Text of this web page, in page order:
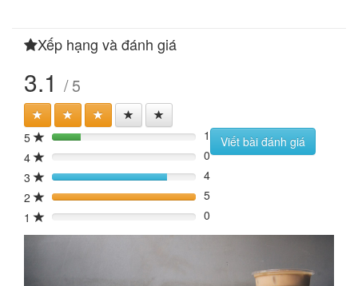
Xếp hạng và đánh giá
3.1 / 5
5 20%
1
4
0%
0
3
80%
4
2
100%
5
1
0% 0
Viết bài đánh giá